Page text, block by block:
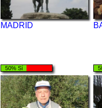
MADRID
50% Sí